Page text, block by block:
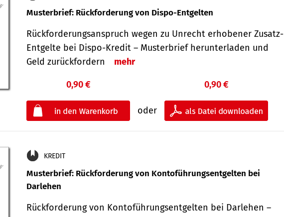
Musterbrief: Rückforderung von Dispo-Entgelten
Rückforderungsanspruch wegen zu Unrecht erhobener Zusatz-
Entgelte bei Dispo-Kredit – Musterbrief herunterladen und
Geld zurückfordern
mehr
0,90 €
oder
0,90 €
KREDIT
Musterbrief: Rückforderung von Kontoführungsentgelten bei
Darlehen
Rückforderung von Kontoführungsentgelten bei Darlehen –